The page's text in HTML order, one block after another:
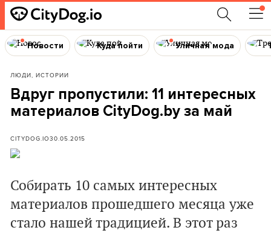
Новости Куда пойти Уличная мода
ЛЮДИ, ИСТОРИИ
Вдруг пропустили: 11 интересных
материалов CityDog.by за май
CITYDOG.IO30.05.2015
Собирать 10 самых интересных
материалов прошедшего месяца уже
стало нашей традицией. В этот раз